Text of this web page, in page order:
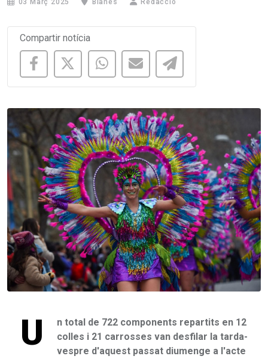
03 Març 2025 Blanes Redacció
Compartir notícia
U
n total de 722 components repartits en 12
colles i 21 carrosses van desfilar la tarda-
vespre d'aquest passat diumenge a l'acte